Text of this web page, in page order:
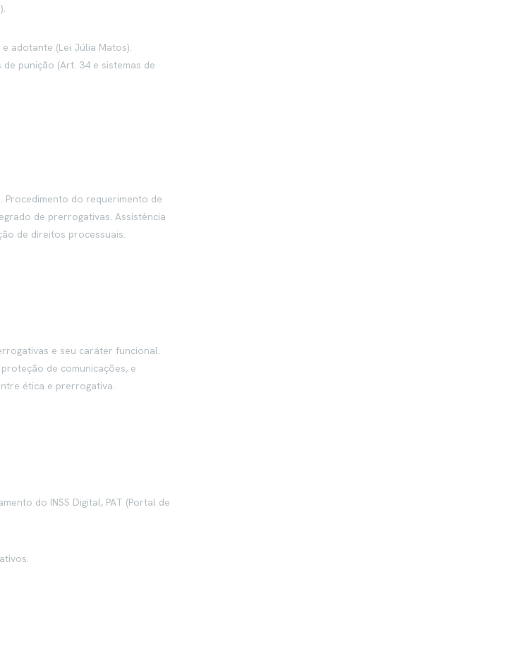
adotante (Lei Júlia Matos).
punição (Art. 34 e sistemas de
do requerimento de
de prerrogativas. Assistência
de direitos processuais.
e seu caráter funcional.
de comunicações, e
ética e prerrogativa.
do INSS Digital, PAT (Portal de